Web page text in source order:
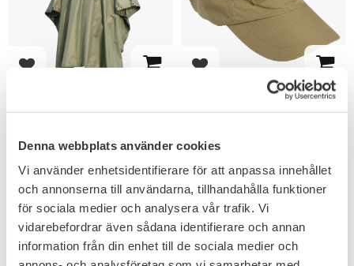
Denna webbplats använder cookies
Vi använder enhetsidentifierare för att anpassa innehållet
och annonserna till användarna, tillhandahålla funktioner
för sociala medier och analysera vår trafik. Vi
vidarebefordrar även sådana identifierare och annan
information från din enhet till de sociala medier och
Lägg till i favoriter
Olivgrön
vindskydd.
345 KR
Lägg till i favoriter
Mil-Tec Taktisk
Baseballkeps
för att fästa märken på.
149 KR